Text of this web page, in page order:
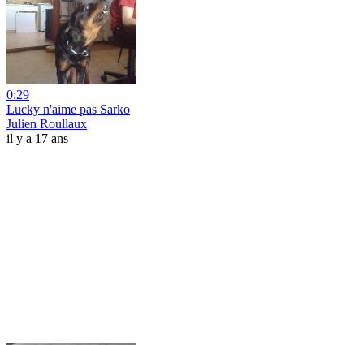
0:29
Lucky n'aime pas Sarko
Julien Roullaux
il y a 17 ans